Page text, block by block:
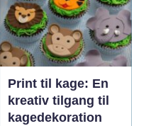
Print til kage: En
kreativ tilgang til
kagedekoration